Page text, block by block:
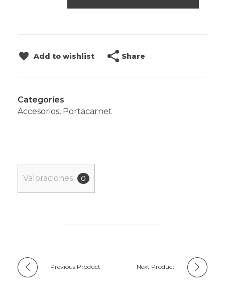
Add to wishlist Share
Categories
Accesorios, Portacarnet
Valoraciones 0
Previous Product Next Product